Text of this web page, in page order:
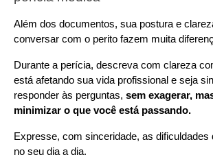
Além dos documentos, sua postura e
conversar com o perito fazem muita
Durante a perícia, descreva com clareza
está afetando sua vida profissional e seja
responder às perguntas, sem exagerar,
minimizar o que você está passando.
Expresse, com sinceridade, as dificuldades
no seu dia a dia.